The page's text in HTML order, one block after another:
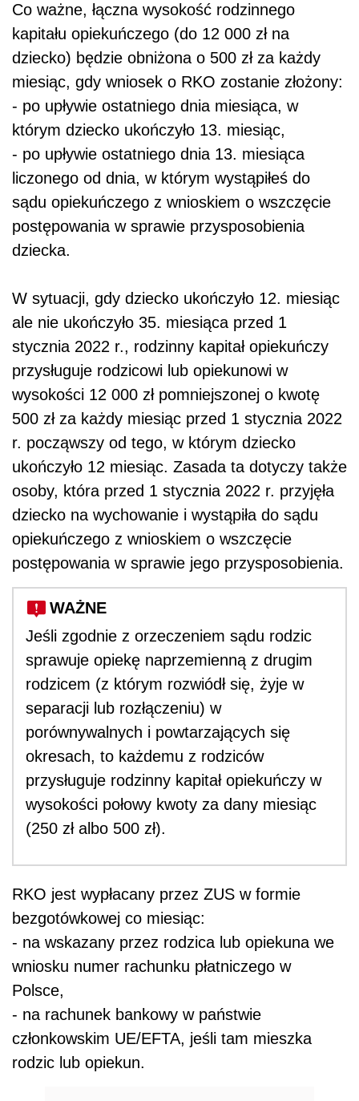
Co ważne, łączna wysokość rodzinnego
kapitału opiekuńczego (do 12 000 zł na
dziecko) będzie obniżona o 500 zł za każdy
miesiąc, gdy wniosek o RKO zostanie złożony:
- po upływie ostatniego dnia miesiąca, w
którym dziecko ukończyło 13. miesiąc,
- po upływie ostatniego dnia 13. miesiąca
liczonego od dnia, w którym wystąpiłeś do
sądu opiekuńczego z wnioskiem o wszczęcie
postępowania w sprawie przysposobienia
dziecka.
W sytuacji, gdy dziecko ukończyło 12. miesiąc
ale nie ukończyło 35. miesiąca przed 1
stycznia 2022 r., rodzinny kapitał opiekuńczy
przysługuje rodzicowi lub opiekunowi w
wysokości 12 000 zł pomniejszonej o kwotę
500 zł za każdy miesiąc przed 1 stycznia 2022
r. począwszy od tego, w którym dziecko
ukończyło 12 miesiąc. Zasada ta dotyczy także
osoby, która przed 1 stycznia 2022 r. przyjęła
dziecko na wychowanie i wystąpiła do sądu
opiekuńczego z wnioskiem o wszczęcie
postępowania w sprawie jego przysposobienia.
WAŻNE
Jeśli zgodnie z orzeczeniem sądu rodzic
sprawuje opiekę naprzemienną z drugim
rodzicem (z którym rozwiódł się, żyje w
separacji lub rozłączeniu) w
porównywalnych i powtarzających się
okresach, to każdemu z rodziców
przysługuje rodzinny kapitał opiekuńczy w
wysokości połowy kwoty za dany miesiąc
(250 zł albo 500 zł).
RKO jest wypłacany przez ZUS w formie
bezgotówkowej co miesiąc:
- na wskazany przez rodzica lub opiekuna we
wniosku numer rachunku płatniczego w
Polsce,
- na rachunek bankowy w państwie
członkowskim UE/EFTA, jeśli tam mieszka
rodzic lub opiekun.